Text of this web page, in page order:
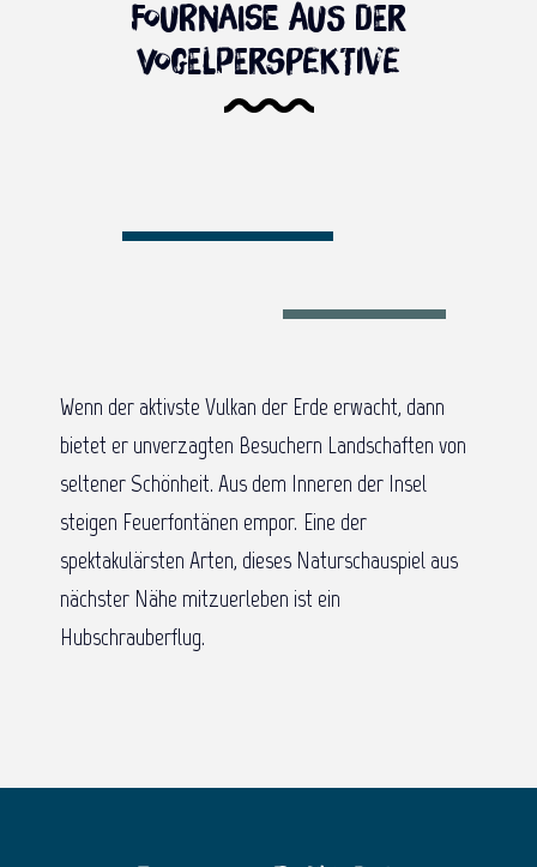
Fournaise aus der
Vogelperspektive
Wenn der aktivste Vulkan der Erde erwacht, dann
bietet er unverzagten Besuchern Landschaften von
seltener Schönheit. Aus dem Inneren der Insel
steigen Feuerfontänen empor. Eine der
spektakulärsten Arten, dieses Naturschauspiel aus
nächster Nähe mitzuerleben ist ein
Hubschrauberflug.